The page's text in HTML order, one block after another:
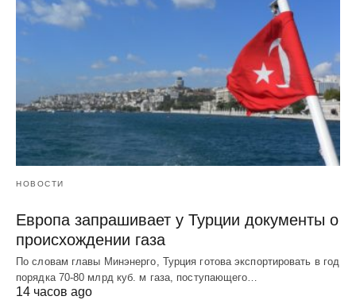
НОВОСТИ
Европа запрашивает у Турции документы о
происхождении газа
По словам главы Минэнерго, Турция готова экспортировать в год
порядка 70-80 млрд куб. м газа, поступающего…
14 часов ago